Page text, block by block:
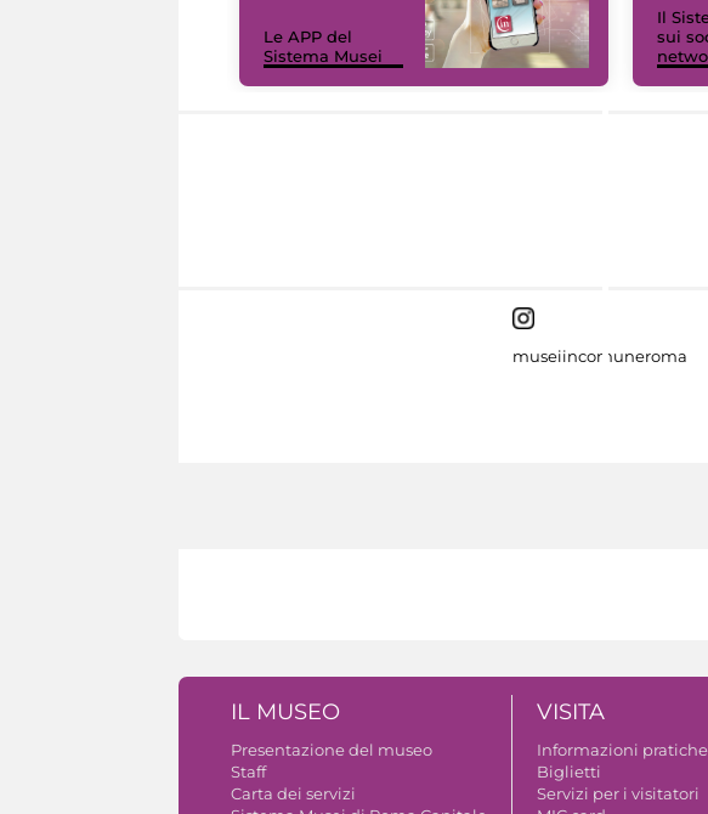
Le APP del
Sistema Musei
Il
sui
museiincomuneroma
IL MUSEO
Presentazione del museo
Staff
Carta dei servizi
VISITA
Informazioni pratiche
Biglietti
Servizi per i visitatori